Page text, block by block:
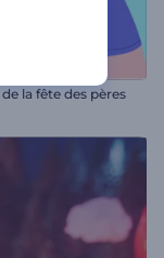
la fête des pères